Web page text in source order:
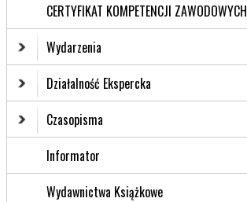
CERTYFIKAT KOMPETENCJI ZAWODOWYCH
Wydarzenia
Działalność Ekspercka
Czasopisma
Informator
Wydawnictwa Książkowe